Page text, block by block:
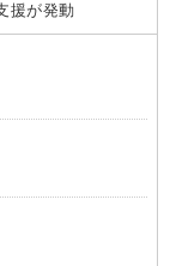
援が発動